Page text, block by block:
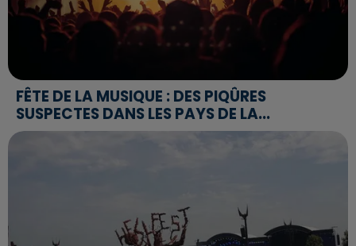
FÊTE DE LA MUSIQUE : DES PIQÛRES
SUSPECTES DANS LES PAYS DE LA...